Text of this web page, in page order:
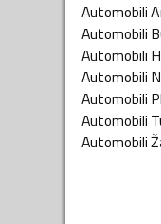
Automobili
Automobili
Automobili
Automobili
Automobili
Automobili
Automobili